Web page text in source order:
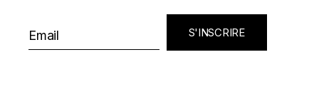
S'INSCRIRE